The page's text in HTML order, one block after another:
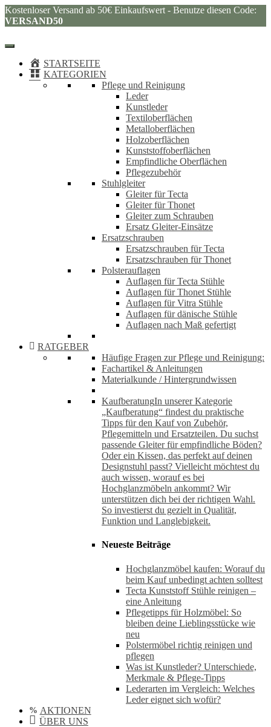
Kostenloser Versand ab 50€ Einkaufswert - Benutze diesen Code:
VERSAND50
STARTSEITE
KATEGORIEN
Pflege und Reinigung
Leder
Kunstleder
Textiloberflächen
Metalloberflächen
Holzoberflächen
Kunststoffoberflächen
Empfindliche Oberflächen
Pflegezubehör
Stuhlgleiter
Gleiter für Tecta
Gleiter für Thonet
Gleiter zum Schrauben
Ersatz Gleiter-Einsätze
Ersatzschrauben
Ersatzschrauben für Tecta
Ersatzschrauben für Thonet
Polsterauflagen
Auflagen für Tecta Stühle
Auflagen für Thonet Stühle
Auflagen für Vitra Stühle
Auflagen für dänische Stühle
Auflagen nach Maß gefertigt
RATGEBER
Häufige Fragen zur Pflege und Reinigung:
Fachartikel & Anleitungen
Materialkunde / Hintergrundwissen
KaufberatungIn unserer Kategorie
„Kaufberatung“ findest du praktische
Tipps für den Kauf von Zubehör,
Pflegemitteln und Ersatzteilen. Du suchst
passende Gleiter für empfindliche Böden?
Oder ein Kissen, das perfekt auf deinen
Designstuhl passt? Vielleicht möchtest du
auch wissen, worauf es bei
Hochglanzmöbeln ankommt? Wir
unterstützen dich bei der richtigen Wahl.
So investierst du gezielt in Qualität,
Funktion und Langlebigkeit.
Neueste Beiträge
Hochglanzmöbel kaufen: Worauf du
beim Kauf unbedingt achten solltest
Tecta Kunststoff Stühle reinigen –
eine Anleitung
Pflegetipps für Holzmöbel: So
bleiben deine Lieblingsstücke wie
neu​
Polstermöbel richtig reinigen und
pflegen
Was ist Kunstleder? Unterschiede,
Merkmale & Pflege-Tipps
Lederarten im Vergleich: Welches
Leder eignet sich wofür?
AKTIONEN
ÜBER UNS